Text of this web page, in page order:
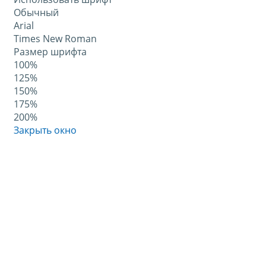
Обычный
Arial
Times New Roman
Размер шрифта
100%
125%
150%
175%
200%
Закрыть окно